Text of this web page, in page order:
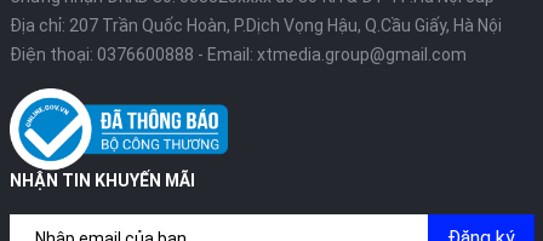
Địa chỉ: 207 Trần Quốc Hoàn, P.Dịch Vọng Hậu, Q.Cầu Giấy, Hà Nội
Điện thoại: 0376600888 - Email: xtmedia.group@gmail.com
NHẬN TIN KHUYẾN MÃI